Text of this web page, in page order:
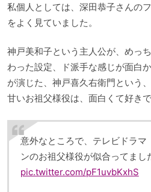
私個人としては、深田恭子さんの
をよく見ていました。
神戸美和子という主人公が、めっ
わった設定、ド派手な感じが面白
が演じた、神戸喜久右衛門という
甘いお祖父様役は、面白くて好きで
意外なところで、テレビドラマ
ンのお祖父様役が似合ってまし
pic.twitter.com/pF1uvbKxhS